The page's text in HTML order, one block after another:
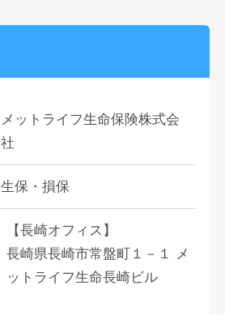
メットライフ生命保険株式会
社
生保・損保
【長崎オフィス】
長崎県長崎市常盤町１－１ メ
ットライフ生命長崎ビル